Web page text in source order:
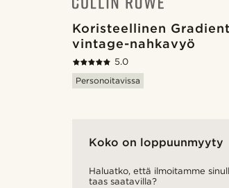
Koristeellinen Gradient
vintage-nahkavyö
5.0
Personoitavissa
Koko on loppuunmyyty
Haluatko, että ilmoitamme
taas saatavilla?